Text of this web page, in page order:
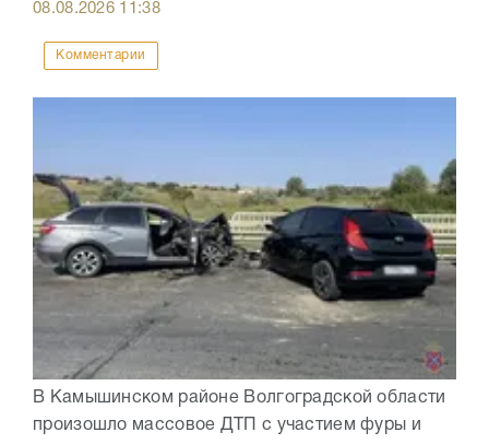
08.08.2026 11:38
Комментарии
В Камышинском районе Волгоградской области
произошло массовое ДТП с участием фуры и